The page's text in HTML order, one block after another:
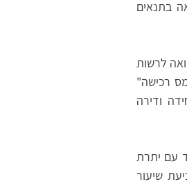
בתנאים
לרשות
מס רכישה"
ודירה
עם יתרת
שיעור